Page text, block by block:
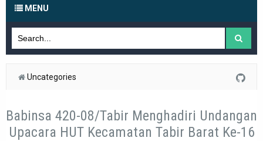
MENU
Uncategories
Babinsa 420-08/Tabir Menghadiri Undangan
Upacara HUT Kecamatan Tabir Barat Ke-16